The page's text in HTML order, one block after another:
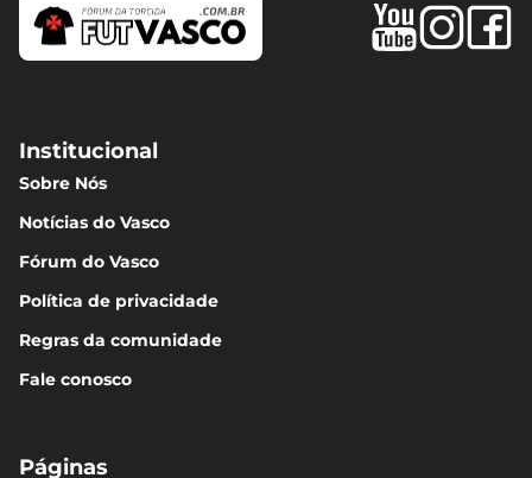
Institucional
Sobre Nós
Notícias do Vasco
Fórum do Vasco
Política de privacidade
Regras da comunidade
Fale conosco
Páginas